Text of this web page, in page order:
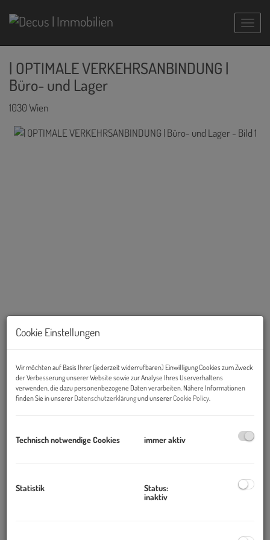
| OPTIMALE VERKEHRSANBINDUNG |
Büro- und Lager
1030 Wien
Die moderne Liegenschaft mit mit optimaler Verkehrsanbindung
bietet Büro- und Lagerflächen.
Cookie Einstellungen
Wir möchten auf Basis Ihrer (jederzeit widerrufbaren) Einwilligung Cookies zum Zweck
der Verbesserung unserer Website sowie zur Analyse Ihres Userverhaltens
verwenden, die dazu personenbezogene Daten verarbeiten. Nähere Informationen
finden Sie in unserer Datenschutzerklärungund unsererCookie Policy
Technisch notwendige Cookies immer aktiv
Statistik
Status:
inaktiv